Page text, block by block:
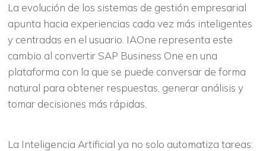
La evolución de los sistemas de gestión empresarial
apunta hacia experiencias cada vez más inteligentes
y centradas en el usuario. IAOne representa este
cambio al convertir SAP Business One en una
plataforma con la que se puede conversar de forma
natural para obtener respuestas, generar análisis y
tomar decisiones más rápidas.
La Inteligencia Artificial ya no solo automatiza tareas: